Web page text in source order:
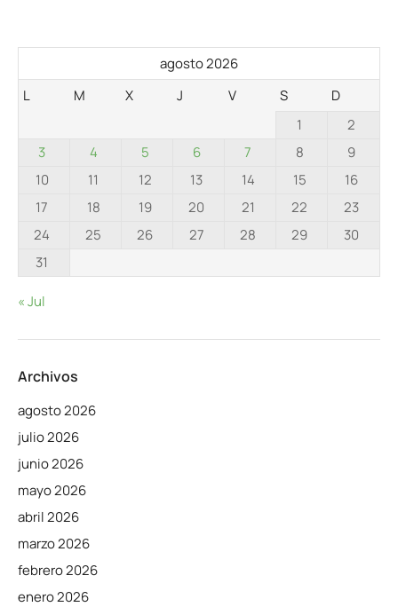
agosto 2026
L
M X J V S
D
1
2
3
4 5 6 7 8
9
10
11 12 13 14 15
16
17
18 19 20 21 22
23
24
25 26 27 28 29
30
31
« Jul
Archivos
agosto 2026
julio 2026
junio 2026
mayo 2026
abril 2026
marzo 2026
febrero 2026
enero 2026